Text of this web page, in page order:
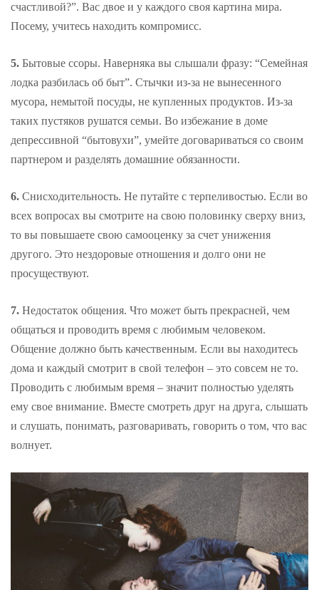
счастливой?”. Вас двое и у каждого своя картина мира.
Посему, учитесь находить компромисс.
5. Бытовые ссоры. Наверняка вы слышали фразу: “Семейная
лодка разбилась об быт”. Стычки из-за не вынесенного
мусора, немытой посуды, не купленных продуктов. Из-за
таких пустяков рушатся семьи. Во избежание в доме
депрессивной “бытовухи”, умейте договариваться со своим
партнером и разделять домашние обязанности.
6. Снисходительность. Не путайте с терпеливостью. Если во
всех вопросах вы смотрите на свою половинку сверху вниз,
то вы повышаете свою самооценку за счет унижения
другого. Это нездоровые отношения и долго они не
просуществуют.
7. Недостаток общения. Что может быть прекрасней, чем
общаться и проводить время с любимым человеком.
Общение должно быть качественным. Если вы находитесь
дома и каждый смотрит в свой телефон – это совсем не то.
Проводить с любимым время – значит полностью уделять
ему свое внимание. Вместе смотреть друг на друга, слышать
и слушать, понимать, разговаривать, говорить о том, что вас
волнует.